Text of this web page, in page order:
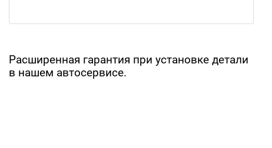
Расширенная гарантия при установке детали
в нашем автосервисе.